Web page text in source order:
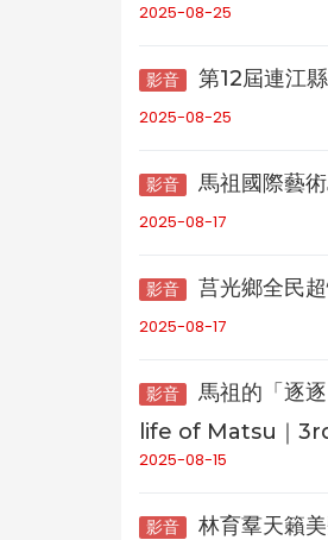
2025-08-25
影音 第12屆連江
2025-08-25
影音 馬祖國際藝
2025-08-17
影音 莒光鄉全民
2025-08-17
影音
馬祖的「逐
life of Matsu｜
2025-08-15
影音 林育羣天籟